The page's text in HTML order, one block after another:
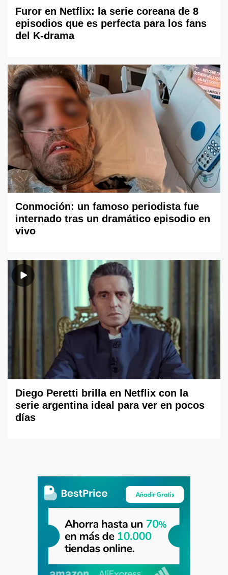
Furor en Netflix: la serie coreana de 8
episodios que es perfecta para los fans
del K-drama
Conmoción: un famoso periodista fue
internado tras un dramático episodio en
vivo
Diego Peretti brilla en Netflix con la
serie argentina ideal para ver en pocos
días